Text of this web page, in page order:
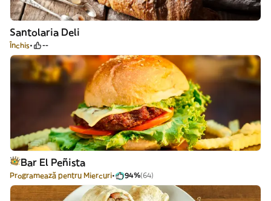
Santolaria Deli
Închis --
Bar El Peñista
Programează pentru Miercuri 94%(64)